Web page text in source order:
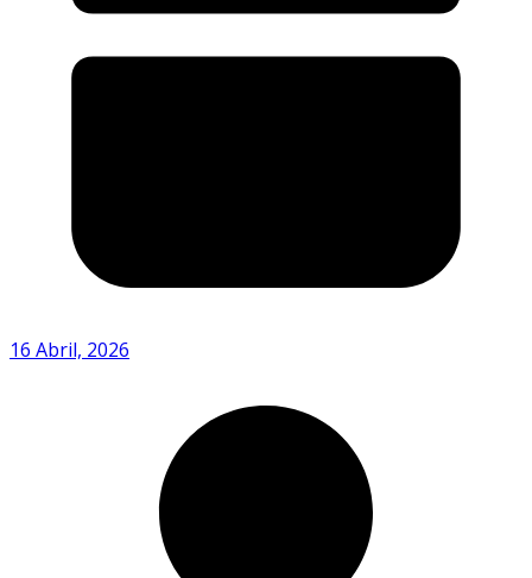
16 Abril, 2026